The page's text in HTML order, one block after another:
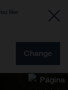
like
Change